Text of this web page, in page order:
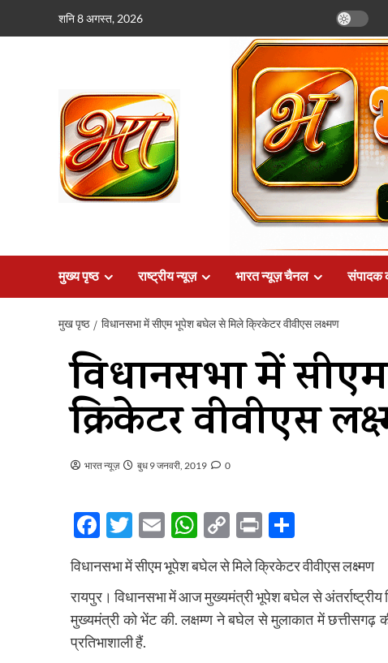
शनि 8 अगस्त, 2026
मुख्य पृष्ठ राष्ट्रीय न्यूज़ भारत न्यूज़ चैनल संपादक
मुख पृष्ठ विधानसभा में सीएम भूपेश बघेल से मिले क्रिकेटर वीवीएस लक्ष्मण
विधानसभा में
क्रिकेटर वीवीएस
भारत न्यूज़ बुध 9 जनवरी, 2019 0
Facebook
Twitter
EmailWhatsApp
Copy
Link
Print
विधानसभा में सीएम भूपेश बघेल से मिले क्रिकेटर वीवीएस लक्ष्मण
रायपुर। विधानसभा में आज मुख्यमंत्री भूपेश बघेल से अंतर्राष्ट्रीय
मुख्यमंत्री को भेंट की. लक्षम्ण ने बघेल से मुलाकात में छत्तीसगढ़
प्रतिभाशाली हैं.